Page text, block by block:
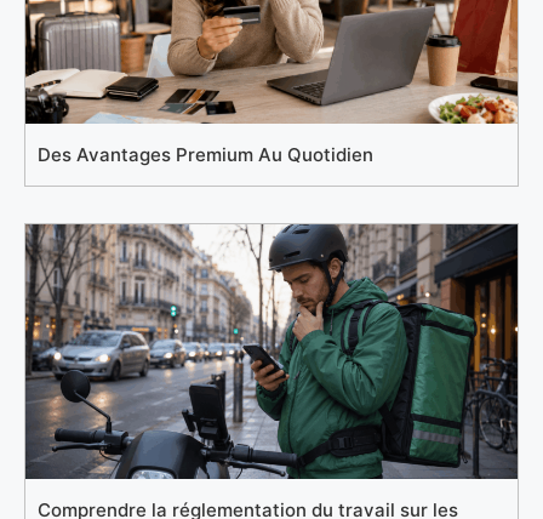
Des Avantages Premium Au Quotidien
Comprendre la réglementation du travail sur les